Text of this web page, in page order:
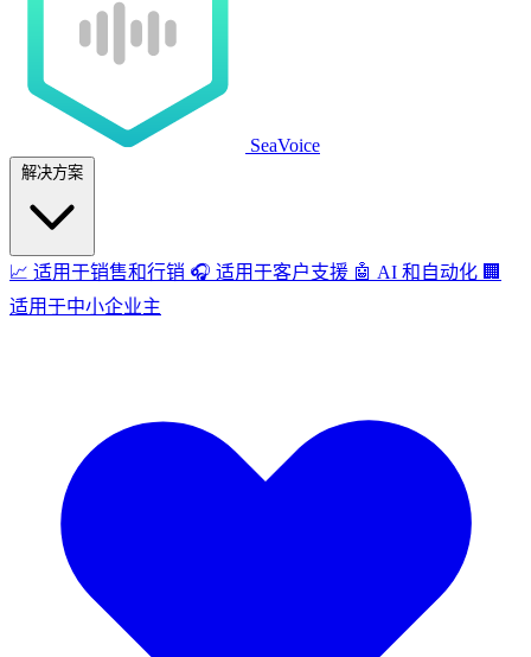
SeaVoice
解决方案
📈 适用于销售和行销 🎧 适用于客户支援 🤖 AI 和自动化 🏢
适用于中小企业主